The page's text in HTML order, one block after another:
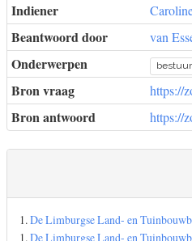
Indiener
Beantwoord door van
Onderwerpen bestuur
Bron vraag https://
Bron antwoord https://
1.De Limburgse Land- en
1.De Limburgse Land- en